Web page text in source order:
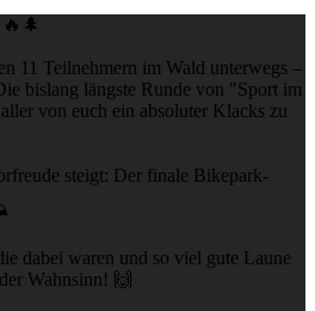
11 Teilnehmern im Wald unterwegs –
bislang längste Runde von "Sport im
von euch ein absoluter Klacks zu
steigt: Der finale Bikepark-
dabei waren und so viel gute Laune
Wahnsinn! 🙌